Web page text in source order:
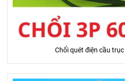
Chổi quét điện cầu